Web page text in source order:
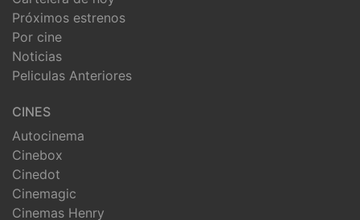
Próximos estrenos
Por cine
Noticias
Peliculas Anteriores
CINES
Autocinema
Cinebox
Cinedot
Cinemagic
Cinemas Henry